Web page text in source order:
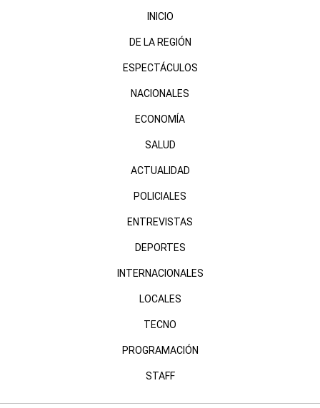
INICIO
DE LA REGIÓN
ESPECTÁCULOS
NACIONALES
ECONOMÍA
SALUD
ACTUALIDAD
POLICIALES
ENTREVISTAS
DEPORTES
INTERNACIONALES
LOCALES
TECNO
PROGRAMACIÓN
STAFF